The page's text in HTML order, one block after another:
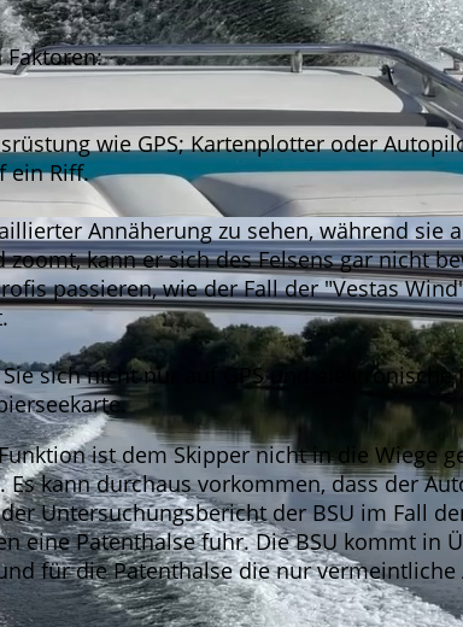
wie GPS; Kartenplotter oder
ein Riff.
Annäherung zu sehen, während sie
kann er sich des Felsens gar nicht
passieren, wie der Fall der "Vestas
sich nicht nur auf GPS und elektronische
ist dem Skipper nicht in die Wiege
kann durchaus vorkommen, dass der
Untersuchungsbericht der BSU im Fall der
eine Patenthalse fuhr. Die BSU kommt in
für die Patenthalse die nur vermeintliche